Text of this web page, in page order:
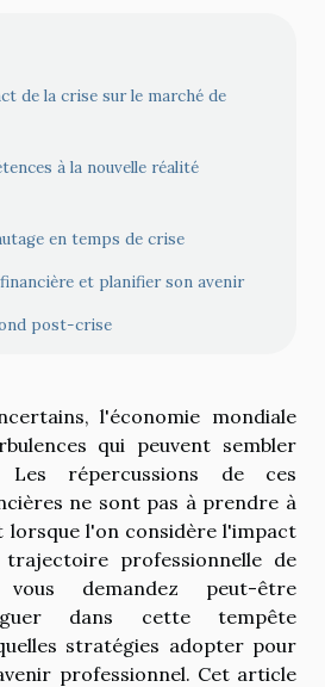
de la crise sur le marché de
à la nouvelle réalité
en temps de crise
et planifier son avenir
post-crise
l'économie mondiale
qui peuvent sembler
Les répercussions de ces
ne sont pas à prendre à
lorsque l'on considère l'impact
professionnelle de
demandez peut-être
dans cette tempête
stratégies adopter pour
professionnel. Cet article